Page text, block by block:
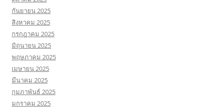
กันยายน 2025
สิงหาคม 2025
กรกฎาคม 2025
มิถุนายน 2025
พฤษภาคม 2025
เมษายน 2025
มีนาคม 2025
กุมภาพันธ์ 2025
มกราคม 2025